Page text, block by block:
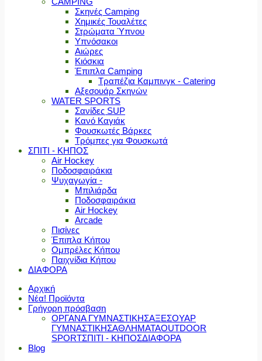
Σκηνές Camping
Χημικές Τουαλέτες
Στρώματα Ύπνου
Υπνόσακοι
Αιώρες
Κιόσκια
Έπιπλα Camping
Τραπέζια Καμπινγκ - Catering
Αξεσουάρ Σκηνών
WATER SPORTS
Σανίδες SUP
Κανό Καγιάκ
Φουσκωτές Βάρκες
Τρόμπες για Φουσκωτά
ΣΠΙΤΙ - ΚΗΠΟΣ
Air Hockey
Ποδοσφαιράκια
Ψυχαγωγία -
Μπιλιάρδα
Ποδοσφαιράκια
Air Hockey
Arcade
Πισίνες
Έπιπλα Κήπου
Ομπρέλες Κήπου
Παιχνίδια Κήπου
ΔΙΑΦΟΡΑ
Αρχική
Νέα! Προϊόντα
Γρήγορη πρόσβαση
ΟΡΓΑΝΑ ΓΥΜΝΑΣΤΙΚΗΣΑΞΕΣΟΥΑΡ
ΓΥΜΝΑΣΤΙΚΗΣΑΘΛΗΜΑΤΑOUTDOOR
SPORTΣΠΙΤΙ - ΚΗΠΟΣΔΙΑΦΟΡΑ
Blog